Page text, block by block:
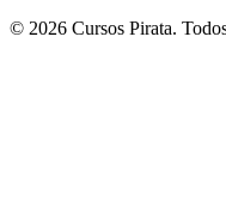
© 2026 Cursos Pirata.